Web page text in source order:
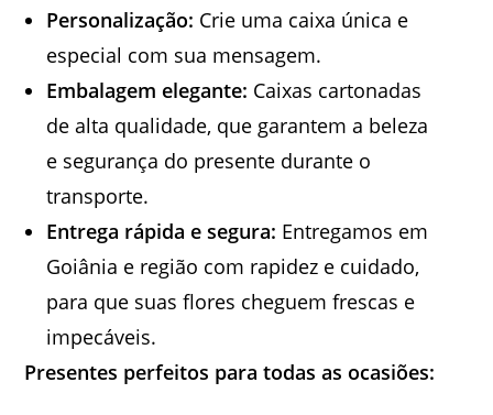
Personalização: Crie uma caixa única e
especial com sua mensagem.
Embalagem elegante: Caixas cartonadas
de alta qualidade, que garantem a beleza
e segurança do presente durante o
transporte.
Entrega rápida e segura: Entregamos em
Goiânia e região com rapidez e cuidado,
para que suas flores cheguem frescas e
impecáveis.
Presentes perfeitos para todas as ocasiões: